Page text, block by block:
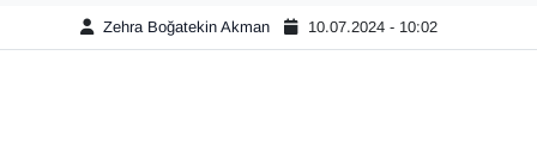
Zehra Boğatekin Akman 10.07.2024 - 10:02
GENEL